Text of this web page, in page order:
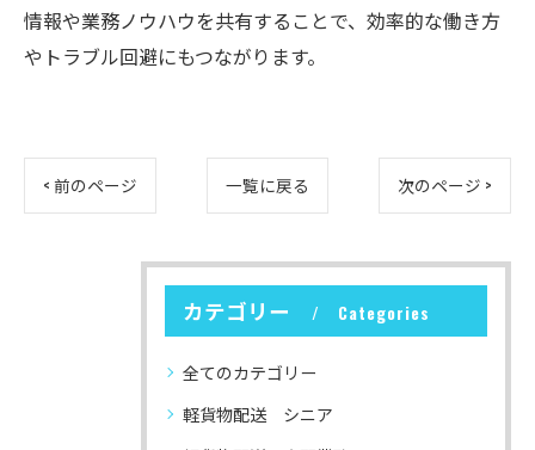
情報や業務ノウハウを共有することで、効率的な働き方
やトラブル回避にもつながります。
< 前のページ 一覧に戻る 次のページ >
カテゴリー Categories
全てのカテゴリー
軽貨物配送 シニア